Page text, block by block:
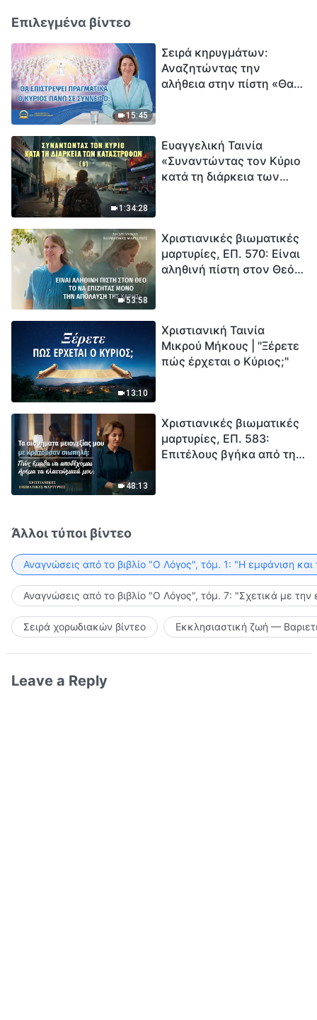
Επιλεγμένα βίντεο
15:45
Σειρά κηρυγμάτων:
Αναζητώντας την
αλήθεια στην πίστη «Θα
1:34:28
Ευαγγελική Ταινία
«Συναντώντας τον Κύριο
κατά τη διάρκεια των
εξαφάνισης». Οι
καταστροφές χτυπούν.
Ξεκινά η αντίστροφη
53:58
Χριστιανικές βιωματικές
μαρτυρίες, ΕΠ. 570: Είναι
αληθινή πίστη στον Θεό
13:10
Χριστιανική Ταινία
Μικρού Μήκους | "Ξέρετε
πώς έρχεται ο Κύριος;"
48:13
Χριστιανικές βιωματικές
μαρτυρίες, ΕΠ. 583:
Επιτέλους βγήκα από τη
Άλλοι τύποι βίντεο
Αναγνώσεις από το βιβλίο "Ο Λόγος", τόμ. 1: "Η εμφάνιση
Αναγνώσεις από το βιβλίο "Ο Λόγος", τόμ. 7: "Σχετικά με την
Σειρά χορωδιακών βίντεο Εκκλησιαστική ζωή —
Leave a Reply